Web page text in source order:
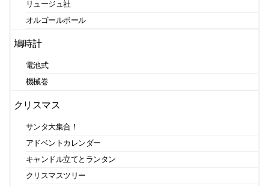
リュージュ社
オルゴールボール
鳩時計
電池式
機械巻
クリスマス
サンタ大集合！
アドベントカレンダー
キャンドル立てとランタン
クリスマスツリー